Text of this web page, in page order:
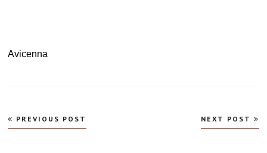
Avicenna
Navegação
de
PREVIOUS POST NEXT POST